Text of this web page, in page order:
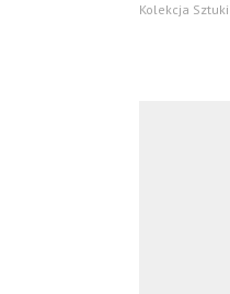
Kolekcja